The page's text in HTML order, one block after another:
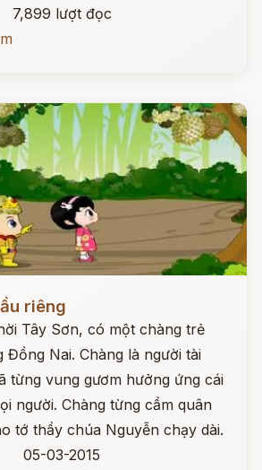
7,899 lượt đọc
riêng
Tây Sơn, có một chàng trẻ
Đồng Nai. Chàng là người tài
từng vung gươm hưởng ứng cái
người. Chàng từng cầm quân
tớ thầy chúa Nguyễn chạy dài.
05-03-2015